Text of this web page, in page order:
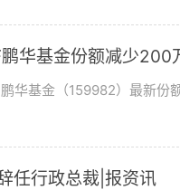
华基金份额减少200
华基金（159982）最新份
任行政总裁|报资讯